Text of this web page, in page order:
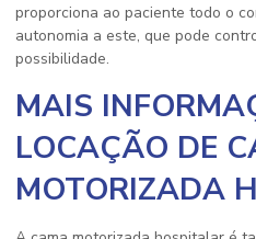
proporciona ao paciente todo o
autonomia a este, que pode
possibilidade.
MAIS
LOCAÇÃO DE
MOTORIZADA